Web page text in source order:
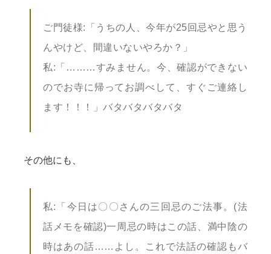
ご門徒様:「うちの人、今年が25回忌やと思う
んやけど、間違いないやろか？」
私:「………すみません。今、確認ができない
のでお寺に帰ってお調べして、すぐご連絡し
ます！！！」バタバタバタバタ
その他にも、
私:「今日は〇〇さんの三回忌のご法事。(法
話メモを確認)一周忌の時はこの話、満中陰の
時はあの話……よし。これで法話の確認もバ